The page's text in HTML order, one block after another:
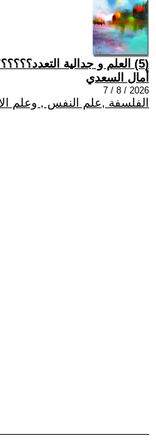
(5) العلم و جدالية التعدد؟؟؟؟؟؟؟؟؟؟؟؟؟؟
أمال السعدي
2026 / 8 / 7
الفلسفة ,علم النفس , وعلم